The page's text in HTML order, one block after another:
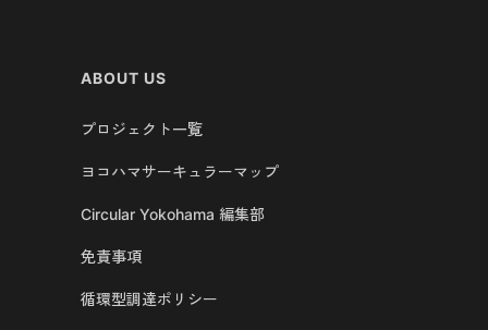
ABOUT US
プロジェクト一覧
ヨコハマサーキュラーマップ
Circular Yokohama 編集部
免責事項
循環型調達ポリシー